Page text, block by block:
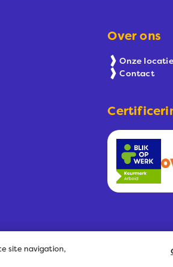
Over ons
Onze
Contact
voorwaarden
site navigation,